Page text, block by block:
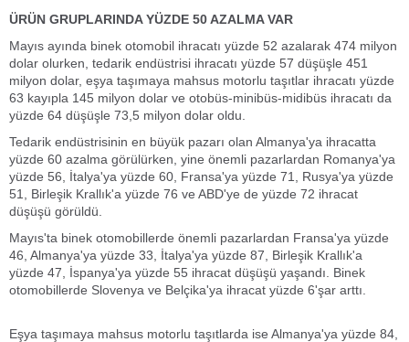
ÜRÜN GRUPLARINDA YÜZDE 50 AZALMA VAR
Mayıs ayında binek otomobil ihracatı yüzde 52 azalarak 474 milyon
dolar olurken, tedarik endüstrisi ihracatı yüzde 57 düşüşle 451
milyon dolar, eşya taşımaya mahsus motorlu taşıtlar ihracatı yüzde
63 kayıpla 145 milyon dolar ve otobüs-minibüs-midibüs ihracatı da
yüzde 64 düşüşle 73,5 milyon dolar oldu.
Tedarik endüstrisinin en büyük pazarı olan Almanya'ya ihracatta
yüzde 60 azalma görülürken, yine önemli pazarlardan Romanya'ya
yüzde 56, İtalya'ya yüzde 60, Fransa'ya yüzde 71, Rusya'ya yüzde
51, Birleşik Krallık'a yüzde 76 ve ABD'ye de yüzde 72 ihracat
düşüşü görüldü.
Mayıs'ta binek otomobillerde önemli pazarlardan Fransa'ya yüzde
46, Almanya'ya yüzde 33, İtalya'ya yüzde 87, Birleşik Krallık'a
yüzde 47, İspanya'ya yüzde 55 ihracat düşüşü yaşandı. Binek
otomobillerde Slovenya ve Belçika'ya ihracat yüzde 6'şar arttı.
Eşya taşımaya mahsus motorlu taşıtlarda ise Almanya'ya yüzde 84,